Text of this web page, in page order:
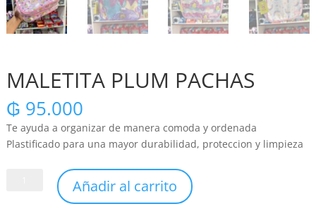
MALETITA PLUM PACHAS
₲ 95.000
Te ayuda a organizar de manera comoda y ordenada
Plastificado para una mayor durabilidad, proteccion y limpieza
Añadir al carrito